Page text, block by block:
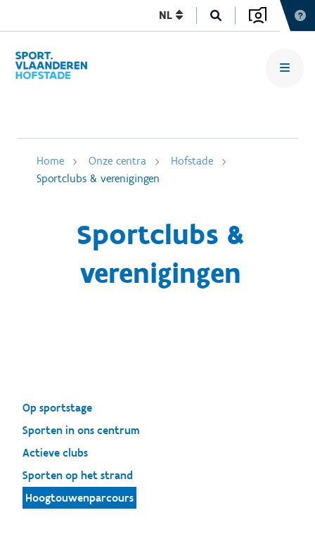
NL
Home Onze centra
Hofstade
Sportclubs & verenigingen
Sportclubs &
verenigingen
Op sportstage
Sporten in ons centrum
Actieve clubs
Sporten op het strand
Hoogtouwenparcours